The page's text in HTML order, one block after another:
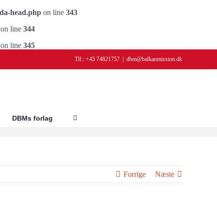
head.php on line 343
on line 344
on line 345
Tlf.: +45 74821757 dbm@balkanmission.dk
DBMs forlag
Forrige Næste